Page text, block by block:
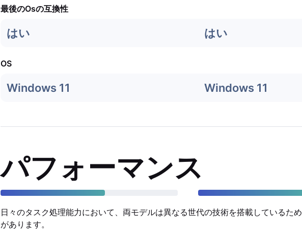
最後のOsの互換性
はい はい
OS
Windows 11 Windows 11
パフォーマンス
日々のタスク処理能力において、両モデルは異なる世代の技術を搭載しているた
があります。